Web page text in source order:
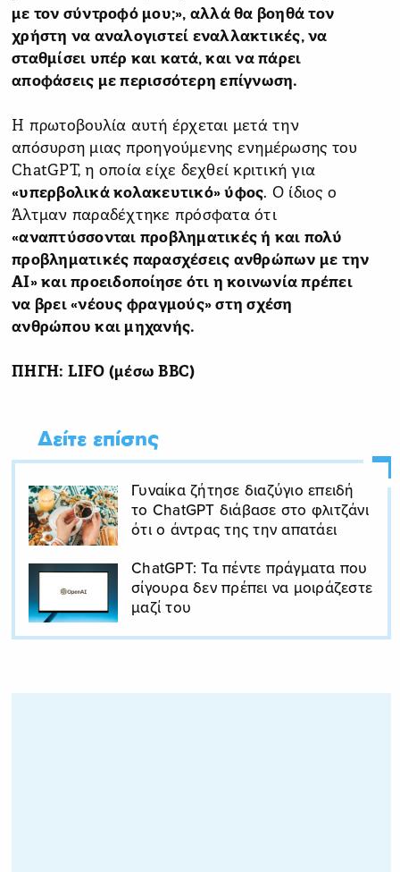
με τον σύντροφό μου;», αλλά θα βοηθά τον
χρήστη να αναλογιστεί εναλλακτικές, να
σταθμίσει υπέρ και κατά, και να πάρει
αποφάσεις με περισσότερη επίγνωση.
Η πρωτοβουλία αυτή έρχεται μετά την
απόσυρση μιας προηγούμενης ενημέρωσης του
ChatGPT, η οποία είχε δεχθεί κριτική για
«υπερβολικά κολακευτικό» ύφος. Ο ίδιος ο
Άλτμαν παραδέχτηκε πρόσφατα ότι
«αναπτύσσονται προβληματικές ή και πολύ
προβληματικές παρασχέσεις ανθρώπων με την
AI» και προειδοποίησε ότι η κοινωνία πρέπει
να βρει «νέους φραγμούς» στη σχέση
ανθρώπου και μηχανής.
ΠΗΓΗ: LIFO (μέσω BBC)
Δείτε επίσης
Γυναίκα ζήτησε διαζύγιο επειδή
το ChatGPT διάβασε στο φλιτζάνι
ότι ο άντρας της την απατάει
ChatGPT: Τα πέντε πράγματα που
σίγουρα δεν πρέπει να μοιράζεστε
μαζί του